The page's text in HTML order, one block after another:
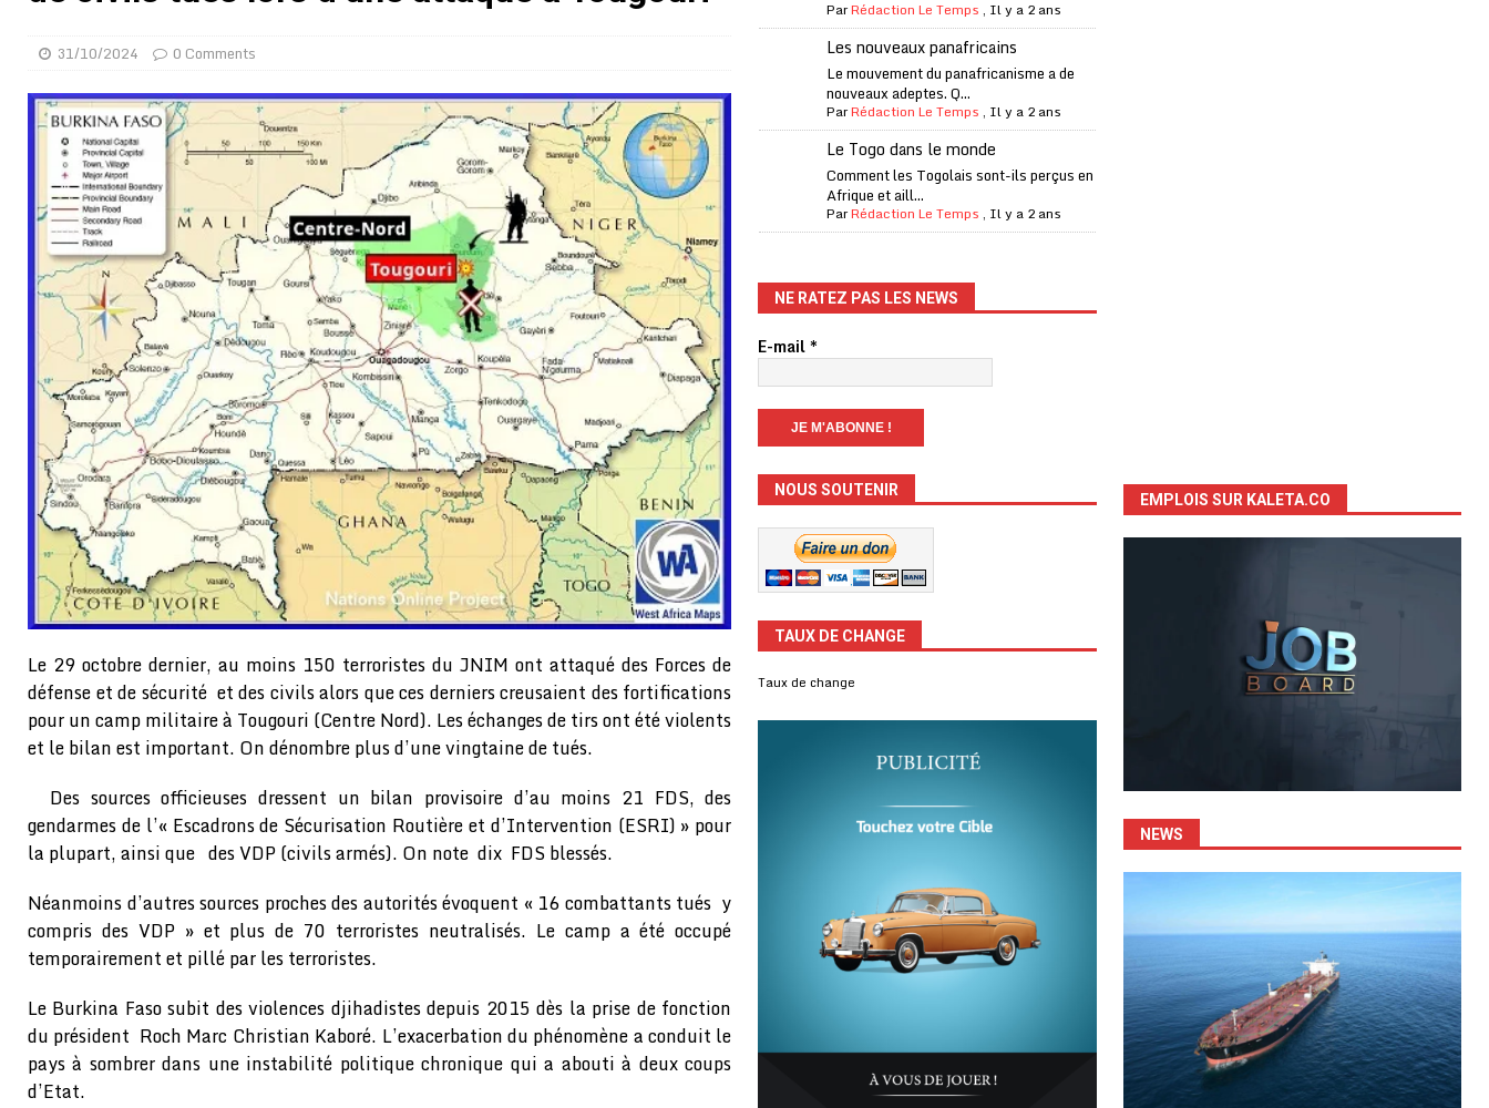
A LA UNE
[ 02/08/2026 ] La Confédération Africaine de Football (CAF) à contre-courant
[ 01/08/2026 ] Quatre candidats à la succession d’Infantino à la tête de la FIFA
A LA UNE
[ 01/08/2026 ]
Bénin : Romuald Wadagni reçoit le milliardaire Aliko Dangote
A LA UNE
[ 31/07/2026 ]
Niger : le FMI débloque une bouffée d’oxygène financière
ECONOMIE
[ 31/07/2026 ]
Franco Baresi, légendaire défenseur de l’Italie et de l’AC Milan, est mort à 66 ans
A LA UNE
[ 31/07/2026 ]
Benjamin Mendy a vendu aux enchères son trophée de la Coupe du monde
[ 31/07/2026 ] Bénin : les membres du Sénat installés
A LA UNE
[ 31/07/2026 ]
Projet d’investisseurs à la Fifa: l’UEFA menace à «l’unanimité» d’un boycott des Coupes du monde
BUSINESS
[ 30/07/2026 ] Mali : au moins 19 soldats exécutés, Amnesty International exige une enquête
[ 05/08/2026 ]
Hervé Renard devient sélectionneur des Eléphants de Côte d’Ivoire A LA UNE
31/10/2024 0 Comments
Le 29 octobre dernier, au moins 150 terroristes du JNIM ont attaqué des Forces de
défense et de sécurité et des civils alors que ces derniers creusaient des fortifications
pour un camp militaire à Tougouri (Centre Nord). Les échanges de tirs ont été violents
et le bilan est important. On dénombre plus d’une vingtaine de tués.
Des sources officieuses dressent un bilan provisoire d’au moins 21 FDS, des
gendarmes de l’« Escadrons de Sécurisation Routière et d’Intervention (ESRI) » pour
la plupart, ainsi que des VDP (civils armés). On note dix FDS blessés.
Néanmoins d’autres sources proches des autorités évoquent « 16 combattants tués y
compris des VDP » et plus de 70 terroristes neutralisés. Le camp a été occupé
temporairement et pillé par les terroristes.
Le Burkina Faso subit des violences djihadistes depuis 2015 dès la prise de fonction
du président Roch Marc Christian Kaboré. L’exacerbation du phénomène a conduit le
pays à sombrer dans une instabilité politique chronique qui a abouti à deux coups
d’Etat.
ParRédaction Le Temps , Il y a 2 ans
Les nouveaux panafricains
Le mouvement du panafricanisme a de
nouveaux adeptes. Q...
ParRédaction Le Temps , Il y a 2 ans
Le Togo dans le monde
Comment les Togolais sont-ils perçus en
Afrique et aill...
ParRédaction Le Temps , Il y a 2 ans
NE RATEZ PAS LES NEWS
E-mail*
NOUS SOUTENIR
TAUX DE CHANGE
Taux de change
EMPLOIS SUR KALETA.CO
NEWS